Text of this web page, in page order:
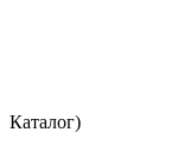
Каталог)